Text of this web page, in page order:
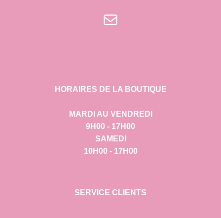
E-mail
HORAIRES DE LA BOUTIQUE
MARDI AU VENDREDI
9H00 - 17H00
SAMEDI
10H00 - 17H00
SERVICE CLIENTS